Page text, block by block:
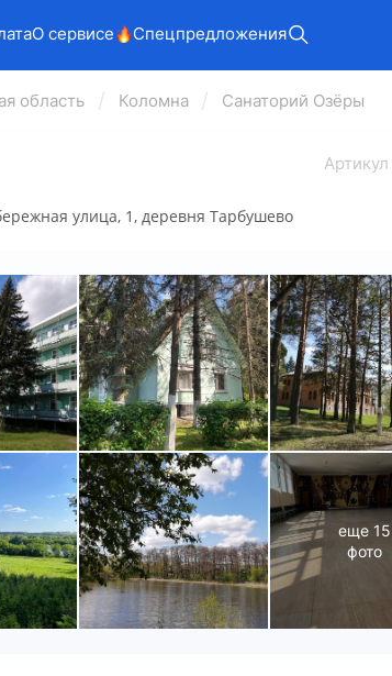
О сервисе Спецпредложения
область Коломна Санаторий Озёры
Арт
улица, 1, деревня Тарбушево
еще 15
фото